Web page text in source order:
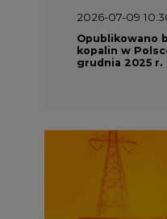
2026-06-08
Wyszedł
taniej.
KSE"